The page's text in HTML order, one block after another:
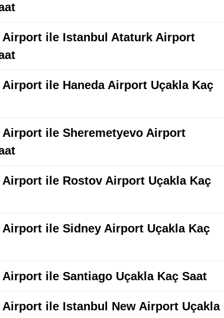
Airport ile Istanbul Ataturk Airport
ile Haneda Airport Uçakla Kaç
Airport ile Sheremetyevo Airport
Airport ile Rostov Airport Uçakla Kaç
Airport ile Sidney Airport Uçakla Kaç
ile Santiago Uçakla Kaç Saat
Airport ile Istanbul New Airport Uçakla